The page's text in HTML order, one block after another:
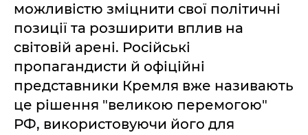
можливістю зміцнити свої політичні
позиції та розширити вплив на
світовій арені. Російські
пропагандисти й офіційні
представники Кремля вже називають
це рішення "великою перемогою"
РФ, використовуючи його для